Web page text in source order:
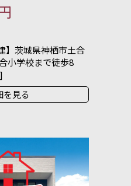
】茨城県神栖市土合
小学校まで徒歩8
を見る